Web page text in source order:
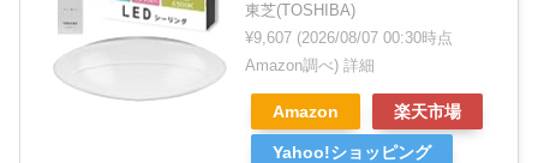
東芝(TOSHIBA)
¥9,607 (2026/08/07 00:30時点
Amazon調べ) 詳細
Amazon 楽天市場
Yahoo!ショッピング